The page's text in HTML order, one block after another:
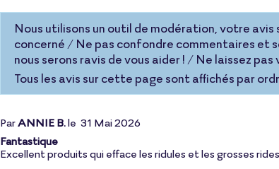
Nous utilisons un outil de modération, votre
concerné / Ne pas confondre commentaires et
nous serons ravis de vous aider ! / Ne laissez
Tous les avis sur cette page sont affichés par
ParANNIE B.le 31 Mai 2026
Fantastique
Excellent produits qui efface les ridules et les grosses rides